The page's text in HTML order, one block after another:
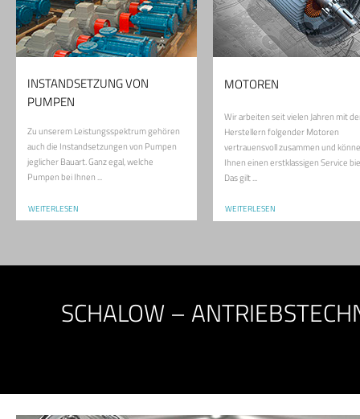
INSTANDSETZUNG VON
PUMPEN
Zu unserem Leistungsspektrum gehören
auch die Instandsetzungen von Pumpen
jeglicher Bauart. Ganz egal, welche
Pumpen bei Ihnen ...
WEITERLESEN
MOTOREN
Wir arbeiten seit vielen Jahren mit
Herstellern folgender Motoren
vertrauensvoll zusammen und
Ihnen einen erstklassigen Service
Das gilt ...
WEITERLESEN
SCHALOW –